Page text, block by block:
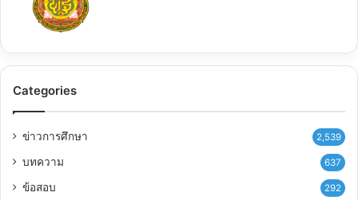
Categories
ข่าวการศึกษา 2,539
บทความ 637
ข้อสอบ 292